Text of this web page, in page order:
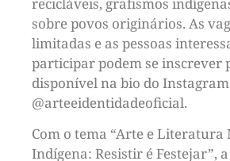
sobre povos originários. As
limitadas e as pessoas
participar podem se inscrever
disponível na bio do Instagram
@arteeidentidadeoficial.
Com o tema “Arte e Literatura
Indígena: Resistir é Festejar”, a